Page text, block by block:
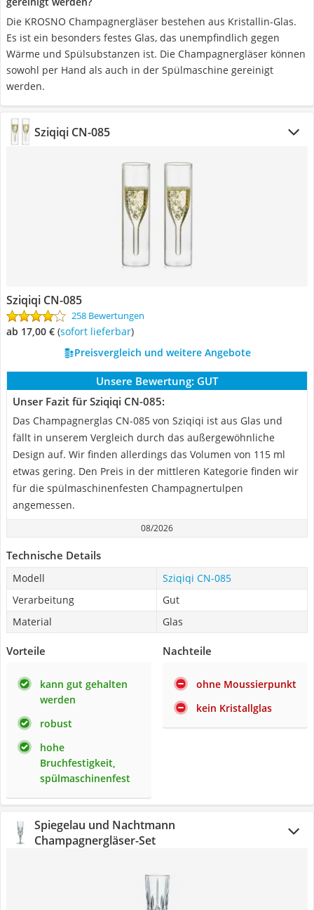
Die KROSNO Champagnergläser bestehen aus Kristallin-Glas.
Es ist ein besonders festes Glas, das unempfindlich gegen
Wärme und Spülsubstanzen ist. Die Champagnergläser können
sowohl per Hand als auch in der Spülmaschine gereinigt
werden.
Sziqiqi CN-085
Sziqiqi CN-085
258 Bewertungen
ab 17,00 € ( Sofort lieferbar)
Preisvergleich und weitere Angebote
Unsere Bewertung: GUT
Unser Fazit für Sziqiqi CN-085:
Das Champagnerglas CN-085 von Sziqiqi ist aus Glas und
fällt in unserem Vergleich durch das außergewöhnliche
Design auf. Wir finden allerdings das Volumen von 115 ml
etwas gering. Den Preis in der mittleren Kategorie finden wir
für die spülmaschinenfesten Champagnertulpen
angemessen.
08/2026
Technische Details
Modell
Sziqiqi CN-085
Verarbeitung
Gut
Material
Glas
Vorteile
kann gut gehalten
werden
robust
hohe
Bruchfestigkeit,
spülmaschinenfest
Nachteile
ohne Moussierpunkt
kein Kristallglas
Spiegelau und Nachtmann
Champagnergläser-Set